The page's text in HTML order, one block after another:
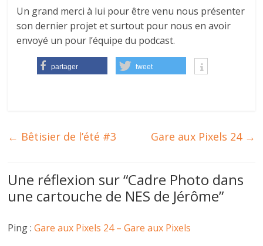
Un grand merci à lui pour être venu nous présenter
son dernier projet et surtout pour nous en avoir
envoyé un pour l’équipe du podcast.
partager tweet
← Bêtisier de l’été #3 Gare aux Pixels 24 →
Une réflexion sur “Cadre Photo dans
une cartouche de NES de Jérôme”
Ping :Gare aux Pixels 24 – Gare aux Pixels